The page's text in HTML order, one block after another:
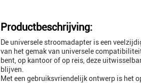
Productbeschrijving:
De universele stroomadapter is een
van het gemak van universele
bent, op kantoor of op reis, deze
blijven.
Met een gebruiksvriendelijk ontwerp is het